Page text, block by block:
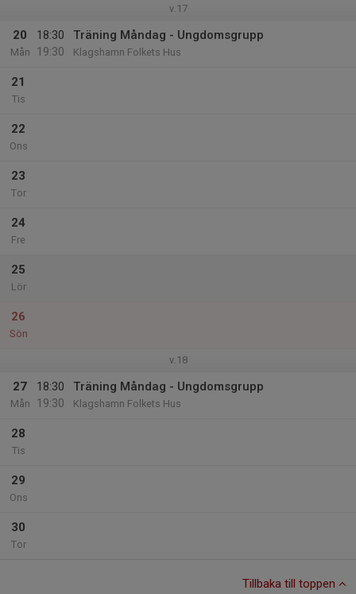
v.17
20
Mån
18:30
19:30
Träning Måndag - Ungdomsgrupp
Klagshamn Folkets Hus
21
Tis
22
Ons
23
Tor
24
Fre
25
Lör
26
Sön
v.18
27
Mån
18:30
19:30
Träning Måndag - Ungdomsgrupp
Klagshamn Folkets Hus
28
Tis
29
Ons
30
Tor
Tillbaka till toppen